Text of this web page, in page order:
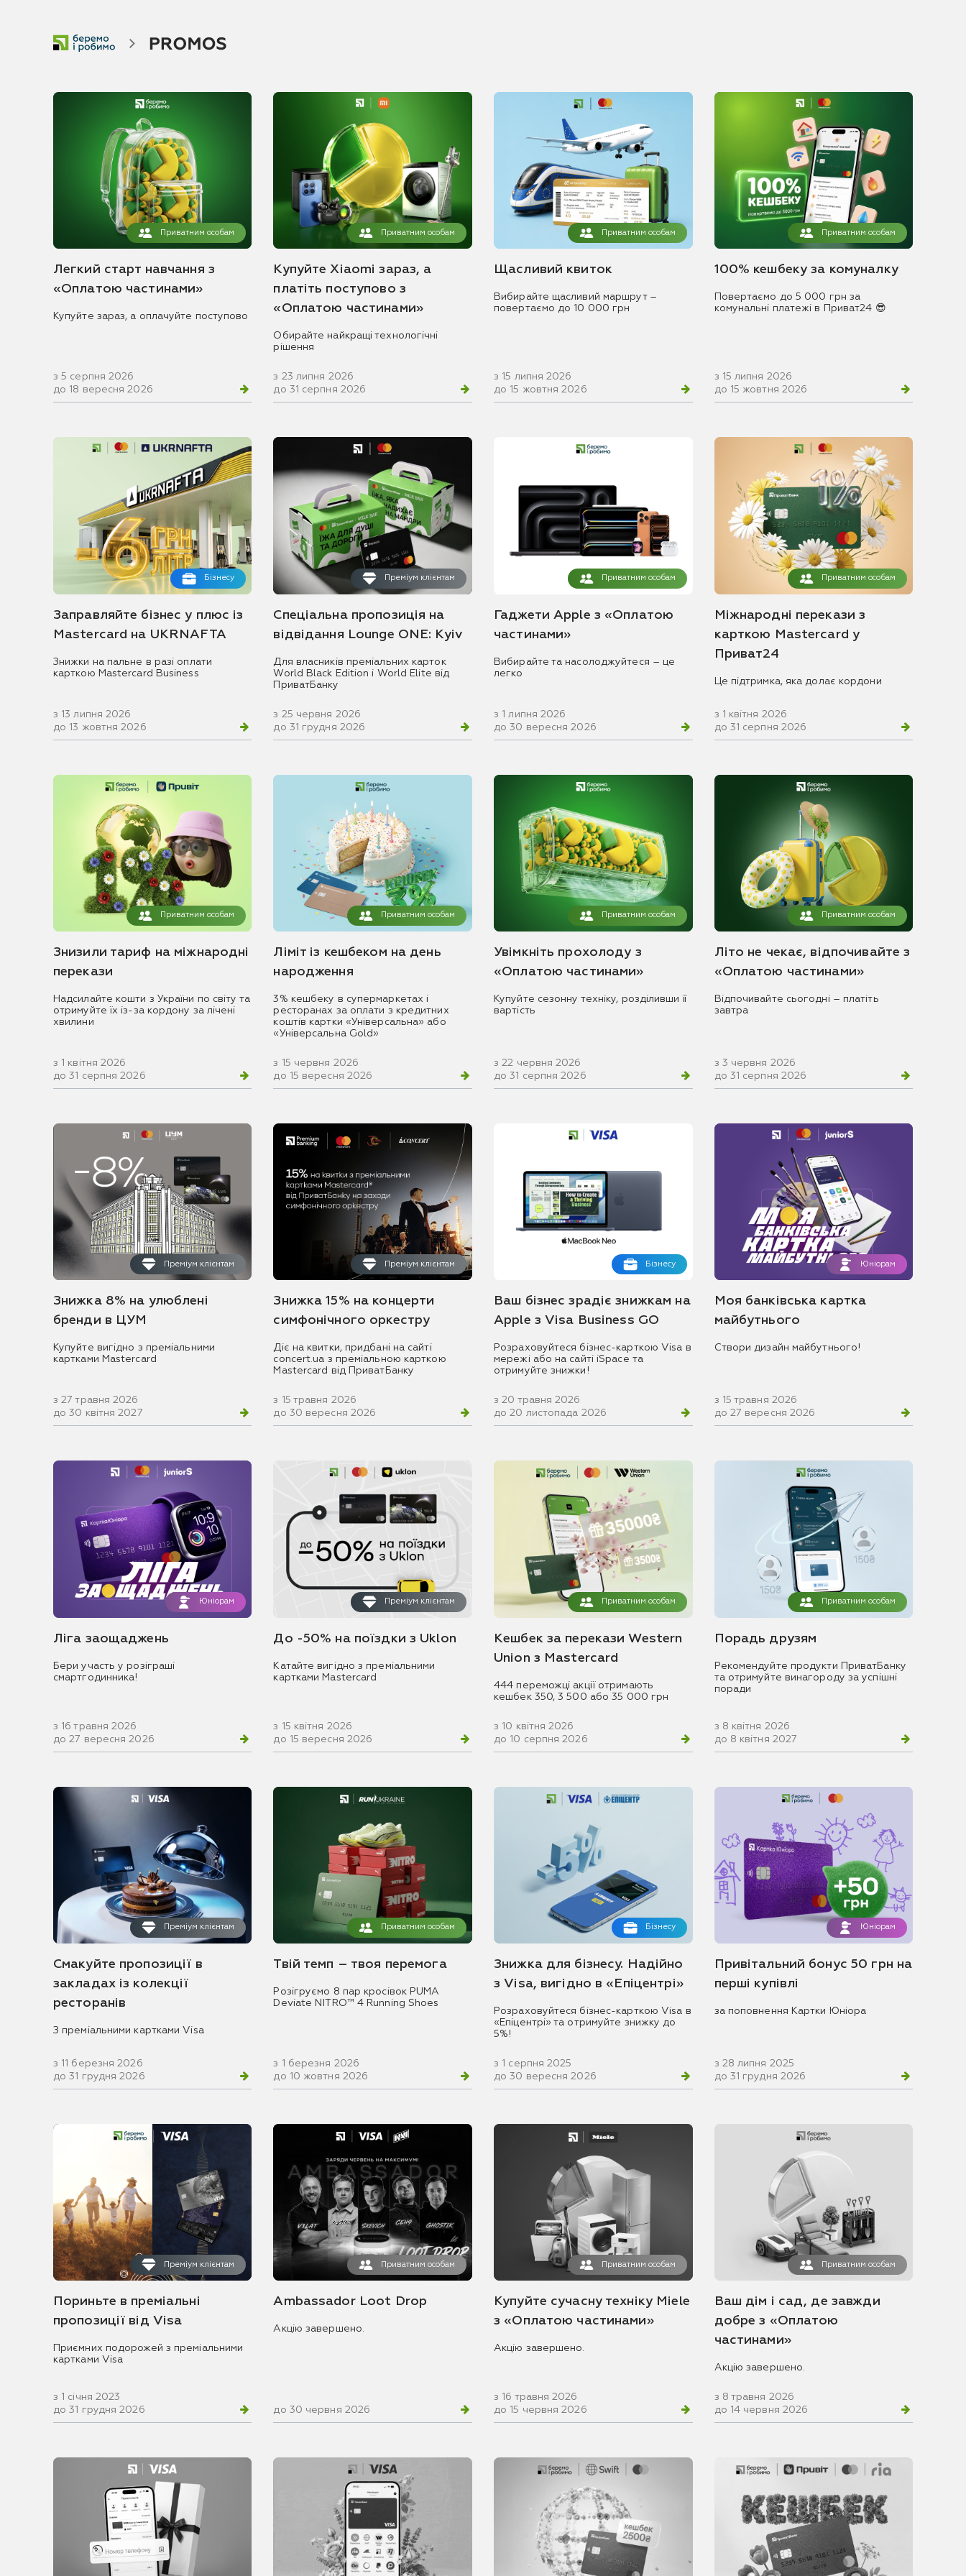
Приватним особам
Легкий старт навчання з
«Оплатою частинами»
Купуйте зараз, а оплачуйте поступово
з 5 серпня 2026
до 18 вересня 2026
Приватним особам
Купуйте Xiaomi зараз, а
платіть поступово з
«Оплатою частинами»
Обирайте найкращі технологічні
рішення
з 23 липня 2026
до 31 серпня 2026
Приватним особам
Щасливий квиток
Вибирайте щасливий маршрут –
повертаємо до 10 000 грн
з 15 липня 2026
до 15 жовтня 2026
Приватним особам
100% кешбеку за комуналку
Повертаємо до 5 000 грн за
комунальні платежі в Приват24 😎
з 15 липня 2026
до 15 жовтня 2026
Бізнесу
Заправляйте бізнес у плюс із
Mastercard на UKRNAFTA
Знижки на пальне в разі оплати
карткою Mastercard Business
з 13 липня 2026
до 13 жовтня 2026
Преміум клієнтам
Спеціальна пропозиція на
відвідання Lounge ONE: Kyiv
Для власників преміальних карток
World Black Edition і World Elite від
ПриватБанку
з 25 червня 2026
до 31 грудня 2026
Приватним особам
Гаджети Apple з «Оплатою
частинами»
Вибирайте та насолоджуйтеся – це
легко
з 1 липня 2026
до 30 вересня 2026
Приватним особам
Міжнародні перекази з
карткою Mastercard у
Приват24
Це підтримка, яка долає кордони
з 1 квітня 2026
до 31 серпня 2026
Приватним особам
Знизили тариф на міжнародні
перекази
Надсилайте кошти з України по світу та
отримуйте їх із-за кордону за лічені
хвилини
з 1 квітня 2026
до 31 серпня 2026
Приватним особам
Ліміт із кешбеком на день
народження
3% кешбеку в супермаркетах і
ресторанах за оплати з кредитних
коштів картки «Універсальна» або
«Універсальна Gold»
з 15 червня 2026
до 15 вересня 2026
Приватним особам
Увімкніть прохолоду з
«Оплатою частинами»
Купуйте сезонну техніку, розділивши її
вартість
з 22 червня 2026
до 31 серпня 2026
Приватним особам
Літо не чекає, відпочивайте з
«Оплатою частинами»
Відпочивайте сьогодні – платіть
завтра
з 3 червня 2026
до 31 серпня 2026
Преміум клієнтам
Знижка 8% на улюблені
бренди в ЦУМ
Купуйте вигідно з преміальними
картками Mastercard
з 27 травня 2026
до 30 квітня 2027
Преміум клієнтам
Знижка 15% на концерти
симфонічного оркестру
Діє на квитки, придбані на сайті
concert.ua з преміальною карткою
Mastercard від ПриватБанку
з 15 травня 2026
до 30 вересня 2026
Бізнесу
Ваш бізнес зрадіє знижкам на
Apple з Visa Business GO
Розраховуйтеся бізнес-карткою Visa в
мережі або на сайті iSpace та
отримуйте знижки!
з 20 травня 2026
до 20 листопада 2026
Юніорам
Моя банківська картка
майбутнього
Створи дизайн майбутнього!
з 15 травня 2026
до 27 вересня 2026
Юніорам
Ліга заощаджень
Бери участь у розіграші
смартгодинника!
з 16 травня 2026
до 27 вересня 2026
Преміум клієнтам
До -50% на поїздки з Uklon
Катайте вигідно з преміальними
картками Mastercard
з 15 квітня 2026
до 15 вересня 2026
Приватним особам
Кешбек за перекази Western
Union з Mastercard
444 переможці акції отримають
кешбек 350, 3 500 або 35 000 грн
з 10 квітня 2026
до 10 серпня 2026
Приватним особам
Порадь друзям
Рекомендуйте продукти ПриватБанку
та отримуйте винагороду за успішні
поради
з 8 квітня 2026
до 8 квітня 2027
Преміум клієнтам
Смакуйте пропозиції в
закладах із колекції
ресторанів
З преміальними картками Visa
з 11 березня 2026
до 31 грудня 2026
Приватним особам
Твій темп – твоя перемога
Розігруємо 8 пар кросівок PUMA
Deviate NITRO™ 4 Running Shoes
з 1 березня 2026
до 10 жовтня 2026
Бізнесу
Знижка для бізнесу. Надійно
з Visa, вигідно в «Епіцентрі»
Розраховуйтеся бізнес-карткою Visa в
«Епіцентрі» та отримуйте знижку до
5%!
з 1 серпня 2025
до 30 вересня 2026
Юніорам
Привітальний бонус 50 грн на
перші купівлі
за поповнення Картки Юніора
з 28 липня 2025
до 31 грудня 2026
Преміум клієнтам
Пориньте в преміальні
пропозиції від Visa
Приємних подорожей з преміальними
картками Visa
з 1 січня 2023
до 31 грудня 2026
Приватним особам
Ambassador Loot Drop
Акцію завершено.
до 30 червня 2026
Приватним особам
Купуйте сучасну техніку Miele
з «Оплатою частинами»
Акцію завершено.
з 16 травня 2026
до 15 червня 2026
Приватним особам
Ваш дім і сад, де завжди
добре з «Оплатою
частинами»
Акцію завершено.
з 8 травня 2026
до 14 червня 2026